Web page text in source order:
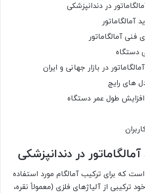
در دندانپزشکی
آمالگاماتور
دستگاه
در بازار جهانی و ایران
های رایج
طول عمر دستگاه
در دندانپزشکی
که برای ترکیب آمالگام مورد استفاده
ترکیبی از آلیاژهای فلزی (معمولاً نقره،